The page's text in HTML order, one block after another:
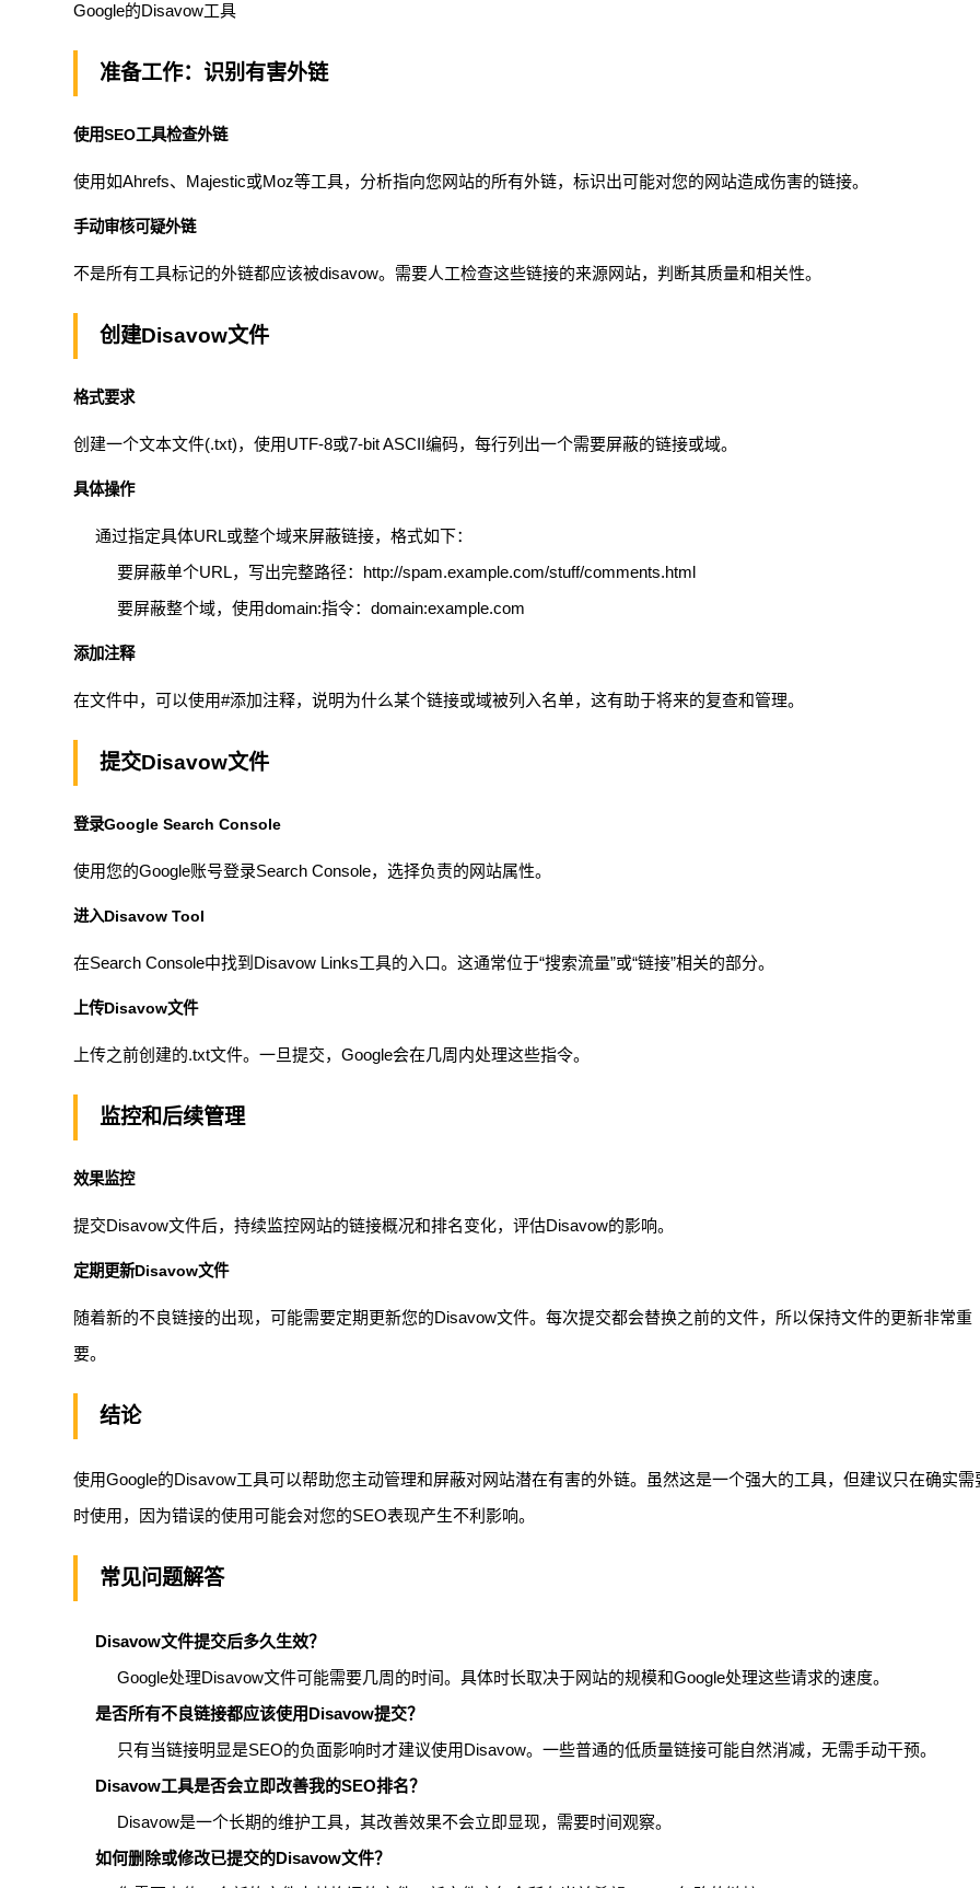
Google的Disavow工具
准备工作：识别有害外链
使用SEO工具检查外链
使用如Ahrefs、Majestic或Moz等工具，分析指向您网站的所有外链，标识出可能对您的网站造成伤害的链接。
手动审核可疑外链
不是所有工具标记的外链都应该被disavow。需要人工检查这些链接的来源网站，判断其质量和相关性。
创建Disavow文件
格式要求
创建一个文本文件(.txt)，使用UTF-8或7-bit ASCII编码，每行列出一个需要屏蔽的链接或域。
具体操作
通过指定具体URL或整个域来屏蔽链接，格式如下：
要屏蔽单个URL，写出完整路径： http://spam.example.com/stuff/comments.html
要屏蔽整个域，使用domain:指令：domain:example.com
添加注释
在文件中，可以使用#添加注释，说明为什么某个链接或域被列入名单，这有助于将来的复查和管理。
提交Disavow文件
登录Google Search Console
使用您的Google账号登录Search Console，选择负责的网站属性。
进入Disavow Tool
在Search Console中找到Disavow Links工具的入口。这通常位于“搜索流量”或“链接”相关的部分。
上传Disavow文件
上传之前创建的.txt文件。一旦提交，Google会在几周内处理这些指令。
监控和后续管理
效果监控
提交Disavow文件后，持续监控网站的链接概况和排名变化，评估Disavow的影响。
定期更新Disavow文件
随着新的不良链接的出现，可能需要定期更新您的Disavow文件。每次提交都会替换之前的文件，所以保持文件的更新非常重
要。
结论
使用Google的Disavow工具可以帮助您主动管理和屏蔽对网站潜在有害的外链。虽然这是一个强大的工具，但建议只在确实需
时使用，因为错误的使用可能会对您的SEO表现产生不利影响。
常见问题解答
Disavow文件提交后多久生效？
Google处理Disavow文件可能需要几周的时间。具体时长取决于网站的规模和Google处理这些请求的速度。
是否所有不良链接都应该使用Disavow提交？
只有当链接明显是SEO的负面影响时才建议使用Disavow。一些普通的低质量链接可能自然消减，无需手动干预。
Disavow工具是否会立即改善我的SEO排名？
Disavow是一个长期的维护工具，其改善效果不会立即显现，需要时间观察。
如何删除或修改已提交的Disavow文件？